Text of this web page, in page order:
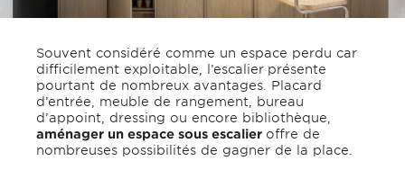
Souvent considéré comme un espace perdu car
difficilement exploitable, l’escalier présente
pourtant de nombreux avantages. Placard
d’entrée, meuble de rangement, bureau
d’appoint, dressing ou encore bibliothèque,
aménager un espace sous escalier offre de
nombreuses possibilités de gagner de la place.